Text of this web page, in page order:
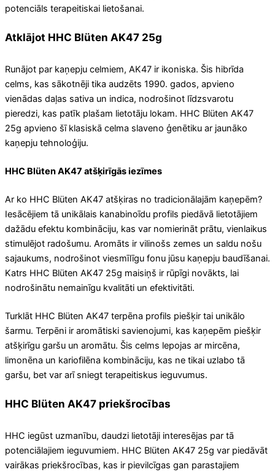
potenciāls terapeitiskai lietošanai.
Atklājot HHC Blüten AK47 25g
Runājot par kaņepju celmiem, AK47 ir ikoniska. Šis hibrīda
celms, kas sākotnēji tika audzēts 1990. gados, apvieno
vienādas daļas sativa un indica, nodrošinot līdzsvarotu
pieredzi, kas patīk plašam lietotāju lokam. HHC Blüten AK47
25g apvieno šī klasiskā celma slaveno ģenētiku ar jaunāko
kaņepju tehnoloģiju.
HHC Blüten AK47 atšķirīgās iezīmes
Ar ko HHC Blüten AK47 atšķiras no tradicionālajām kaņepēm?
Iesācējiem tā unikālais kanabinoīdu profils piedāvā lietotājiem
dažādu efektu kombināciju, kas var nomierināt prātu, vienlaikus
stimulējot radošumu. Aromāts ir vilinošs zemes un saldu nošu
sajaukums, nodrošinot viesmīlīgu fonu jūsu kaņepju baudīšanai.
Katrs HHC Blüten AK47 25g maisiņš ir rūpīgi novākts, lai
nodrošinātu nemainīgu kvalitāti un efektivitāti.
Turklāt HHC Blüten AK47 terpēna profils piešķir tai unikālo
šarmu. Terpēni ir aromātiski savienojumi, kas kaņepēm piešķir
atšķirīgu garšu un aromātu. Šis celms lepojas ar mircēna,
limonēna un kariofilēna kombināciju, kas ne tikai uzlabo tā
garšu, bet var arī sniegt terapeitiskus ieguvumus.
HHC Blüten AK47 priekšrocības
HHC iegūst uzmanību, daudzi lietotāji interesējas par tā
potenciālajiem ieguvumiem. HHC Blüten AK47 25g var piedāvāt
vairākas priekšrocības, kas ir pievilcīgas gan parastajiem